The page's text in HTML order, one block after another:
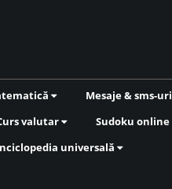
Mesaje & sms-uri
valutar Sudoku online
universală